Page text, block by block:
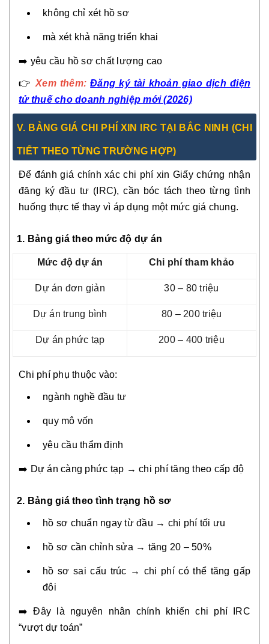
không chỉ xét hồ sơ
mà xét khả năng triển khai
➡️ yêu cầu hồ sơ chất lượng cao
👉Xem thêm:Đăng ký tài khoản giao dịch điện
tử thuế cho doanh nghiệp mới (2026)
V. BẢNG GIÁ CHI PHÍ XIN IRC TẠI BẮC NINH (CHI
TIẾT THEO TỪNG TRƯỜNG HỢP)
Để đánh giá chính xác chi phí xin Giấy chứng nhận
đăng ký đầu tư (IRC), cần bóc tách theo từng tình
huống thực tế thay vì áp dụng một mức giá chung.
1. Bảng giá theo mức độ dự án
Mức độ dự án Chi phí tham khảo
Dự án đơn giản 30 – 80 triệu
Dự án trung bình 80 – 200 triệu
Dự án phức tạp 200 – 400 triệu
Chi phí phụ thuộc vào:
ngành nghề đầu tư
quy mô vốn
yêu cầu thẩm định
➡️ Dự án càng phức tạp → chi phí tăng theo cấp độ
2. Bảng giá theo tình trạng hồ sơ
hồ sơ chuẩn ngay từ đầu → chi phí tối ưu
hồ sơ cần chỉnh sửa → tăng 20 – 50%
hồ sơ sai cấu trúc → chi phí có thể tăng gấp
đôi
➡️ Đây là nguyên nhân chính khiến chi phí IRC
“vượt dự toán”